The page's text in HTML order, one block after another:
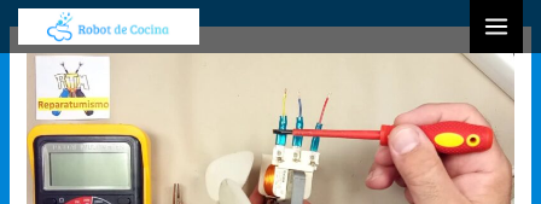
contenido
Navegación
de
entradas
u
c
a